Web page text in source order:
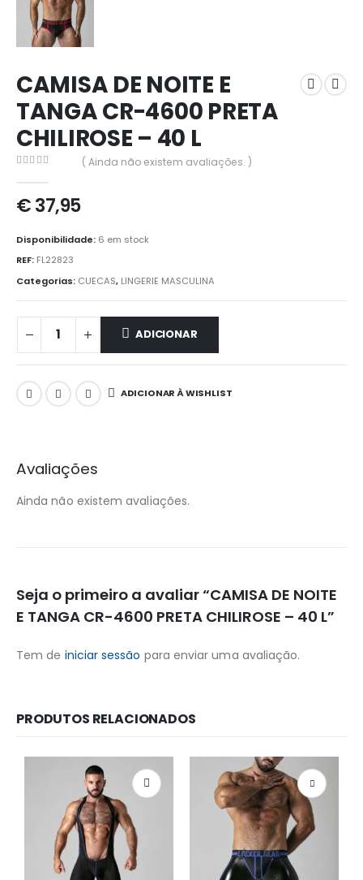
CAMISA DE NOITE E
TANGA CR-4600 PRETA
CHILIROSE – 40 L
( Ainda não existem avaliações. )
€37,95
Disponibilidade: 6 em stock
REF: FL22823
Categorias: CUECAS, LINGERIE MASCULINA
ADICIONAR
ADICIONAR À WISHLIST
Avaliações
Ainda não existem avaliações.
Seja o primeiro a avaliar “CAMISA DE NOITE
E TANGA CR-4600 PRETA CHILIROSE – 40 L”
Tem de iniciar sessão para enviar uma avaliação.
PRODUTOS RELACIONADOS
Métodos de Pagamento